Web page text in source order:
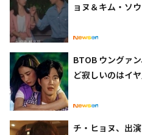
ョヌ＆キム・ソ
BTOB ウングァ
ど寂しいのはイ
チ・ヒョヌ、出